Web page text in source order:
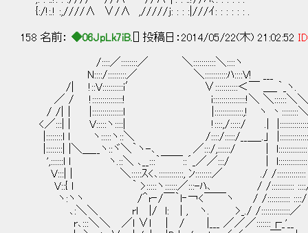
{:/!:.! :,////∧ ∨/∧ ,/////j: : : :|///ｲ: : : : : : .
158 名前： ◆06JpLk7iB. [] 投稿日：2014/05/22(木) 21:02:52
/::::／::::::::／ ＼:::::::::::＼::::ヽ
N::::/:::::::::／ ＼:::::::::::ﾊ::::V! ___
/| !::V::::::::::i′ ∨:::::::::::＜￣ ＿_｀_ヽ.
／ / !:::::::::::::::! i::::::::::::::::!＼ ＼::::::＼＼
/ /|│ |:::::::::::::::l |::::::::::::::,! ヽ 丶::::::::＼
<／:::| | V:::::ヽ::::| !::::,/:::::/ .| |:::::::::::::::＼
|::::::::l l ヽ:::::ヽ::＼ /::::/:::::/__＿_.」
|::::::::| |＼＿__ヽ::ヾ＼｀ヽ-､ ／:::/,::::::/ |
',::::::l l ヽ.::＼ ､__:::｀￣￣::´_／／:::/ |
V:::| | ＼:::::ｽ<､::::::::::::, ﾝ::::::::／ ./ /::::::::::::::
V::{ l ｀ >:::::ヽ::::::／:::-ﾊ､ / /:::::::::::
ヽ:ヽヽ /＾r‐/￣｀l‐￢<￣￣ヽ / /::::::::::: ::::/
､:＼＼ rl |/ l: | , ヽ. >_./ /::::::::::::::／
r､:::＼＼ ／l ∨l | / |___ ／／／:::::::┌_'__